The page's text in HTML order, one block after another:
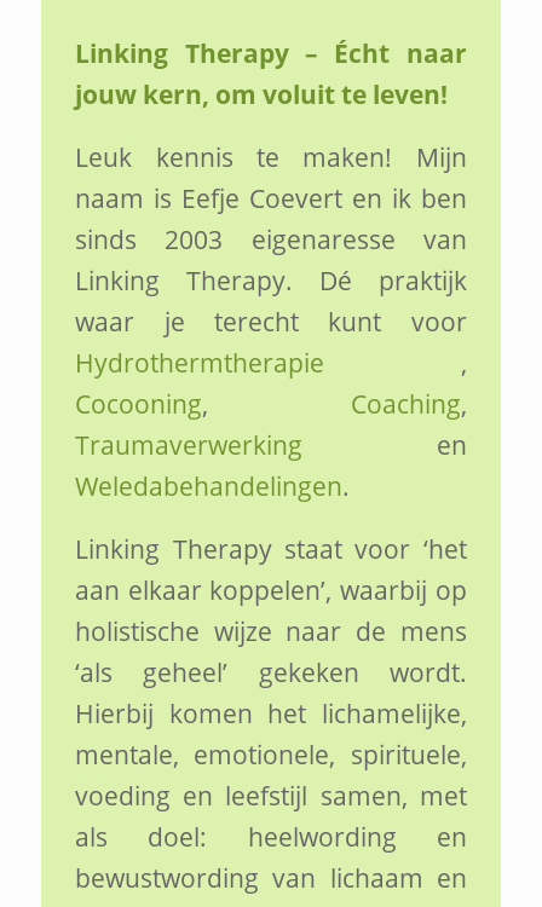
Linking Therapy – Écht naar
jouw kern, om voluit te leven!
Leuk kennis te maken! Mijn
naam is Eefje Coevert en ik ben
sinds 2003 eigenaresse van
Linking Therapy. Dé praktijk
waar je terecht kunt voor
Hydrothermtherapie ,
Cocooning, Coaching,
Traumaverwerking en
Weledabehandelingen.
Linking Therapy staat voor ‘het
aan elkaar koppelen’, waarbij op
holistische wijze naar de mens
‘als geheel’ gekeken wordt.
Hierbij komen het lichamelijke,
mentale, emotionele, spirituele,
voeding en leefstijl samen, met
als doel: heelwording en
bewustwording van lichaam en